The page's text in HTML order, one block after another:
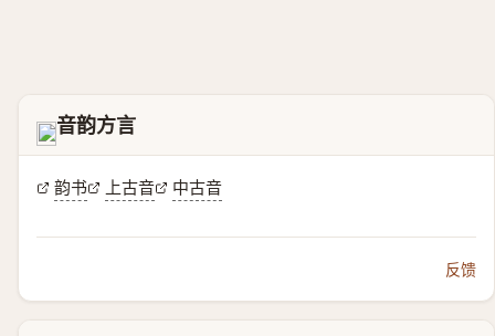
𡙝 音韵方言
韵书 上古音 中古音
反馈